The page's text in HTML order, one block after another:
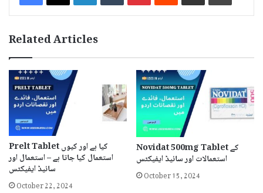
Related Articles
Prelt Tablet کیا ہے اور کیوں
استعمال کیا جاتا ہے – استعمال اور
سائیڈ ایفیکٹس
October 22, 2024
Novidat 500mg Tablet کے
استعمالات اور سائیڈ ایفیکٹس
October 15, 2024